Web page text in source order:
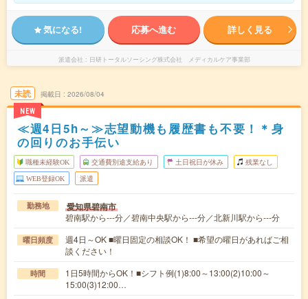
気になる! 応募へ進む 詳しく見る
派遣会社 日研トータルソーシング株式会社 メディカルケア事業部
未読
NEW
掲載日 2026/08/04
≪週4日5h～≫志望動機も履歴書も不要！＊身
の回りのお手伝い
職種未経験OK 交通費別途支給あり 土日祝日が休み 残業なし
WEB登録OK 派遣
勤務地 愛知県碧南市
碧南駅から---分／碧南中央駅から---分／北新川駅から---分
曜日頻度
週4日～OK ■曜日固定の相談OK！ ■希望の曜日があればご相
談ください！
時間
1日5時間からOK！■シフト例(1)8:00～13:00(2)10:00～
15:00(3)12:00…